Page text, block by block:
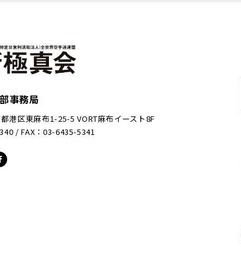
事務局
港区東麻布1-25-5 VORT麻布イースト8F
/ FAX：03-6435-5341